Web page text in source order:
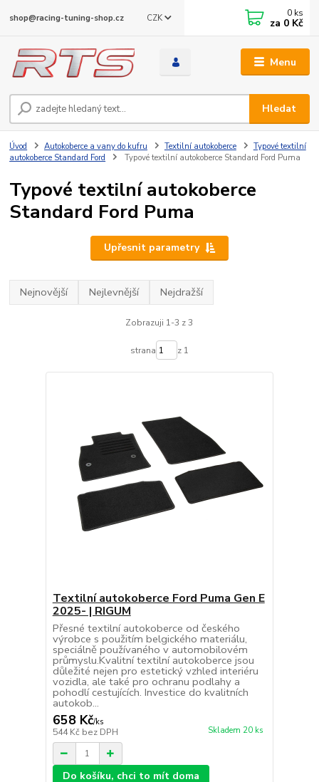
Menu
CZK
Hledat
shop@racing-tuning-shop.cz 0 ks
za 0 Kč
Úvod Autokoberce a vany do kufru Textilní autokoberce
Typové textilní
autokoberce Standard Ford
Typové textilní autokoberce Standard Ford Puma
Typové textilní autokoberce
Standard Ford Puma
Upřesnit parametry
Nejnovější Nejlevnější Nejdražší
Zobrazuji 1-3 z 3
strana z 1
Textilní autokoberce Ford Puma Gen E
2025- | RIGUM
Přesné textilní autokoberce od českého
výrobce s použitím belgického materiálu,
speciálně používaného v automobilovém
průmyslu.Kvalitní textilní autokoberce jsou
důležité nejen pro estetický vzhled interiéru
vozidla, ale také pro ochranu podlahy a
pohodlí cestujících. Investice do kvalitních
autokob...
658 Kč/ks
544 Kč bez DPH Skladem 20 ks
Do košíku, chci to mít doma